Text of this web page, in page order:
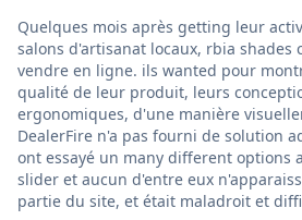
Quelques mois après getting leur
salons d'artisanat locaux, rbia shades
vendre en ligne. ils wanted pour
qualité de leur produit, leurs
ergonomiques, d'une manière
DealerFire n'a pas fourni de solution
ont essayé un many different options
slider et aucun d'entre eux
partie du site, et était maladroit et